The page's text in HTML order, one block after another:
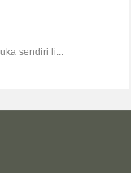
sendiri li...